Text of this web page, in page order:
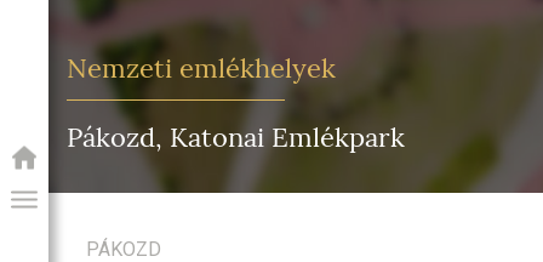
Nemzeti emlékhelyek
Pákozd, Katonai Emlékpark
PÁKOZD